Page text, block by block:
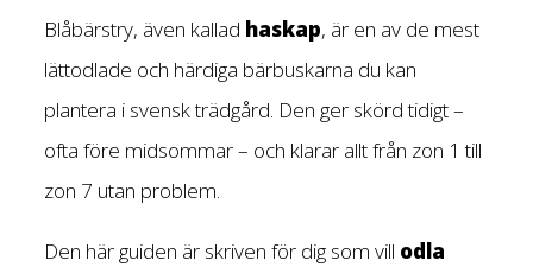
Blåbärstry, även kallad haskap, är en av de mest
lättodlade och härdiga bärbuskarna du kan
plantera i svensk trädgård. Den ger skörd tidigt –
ofta före midsommar – och klarar allt från zon 1 till
zon 7 utan problem.
Den här guiden är skriven för dig som vill odla